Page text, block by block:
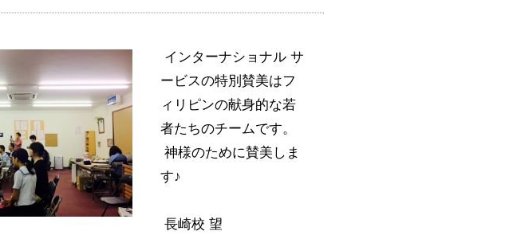
インターナショナル サ
ービスの特別賛美はフ
ィリピンの献身的な若
者たちのチームです。
神様のために賛美しま
す♪
長崎校 望